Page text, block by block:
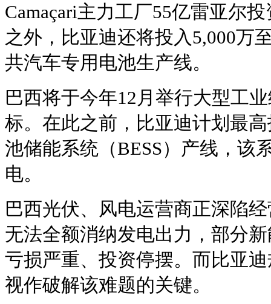
Camaçari主力工厂55亿雷亚尔
之外，比亚迪还将投入5,000万
共汽车专用电池生产线。
巴西将于今年12月举行大型工
标。在此之前，比亚迪计划最
池储能系统（BESS）产线，该
电。
巴西光伏、风电运营商正深陷
无法全额消纳发电出力，部分
亏损严重、投资停摆。而比亚
视作破解该难题的关键。